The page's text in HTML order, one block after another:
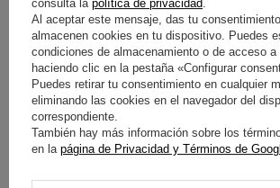
Precio más bajo en 30 días antes
del descuento:62,50 € -20%
Precio más
del
consulta la política de privacidad
Al aceptar este mensaje, das tu
almacenen cookies en tu dispositivo. Puedes
condiciones de almacenamiento o de acceso
haciendo clic en la pestaña «Configurar
Puedes retirar tu consentimiento en cualquier
eliminando las cookies en el navegador del
correspondiente.
También hay más información sobre los
en la página de Privacidad y Términos de